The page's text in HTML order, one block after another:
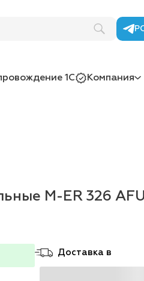
1С Компания
M-ER 326
Доставка в